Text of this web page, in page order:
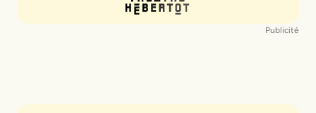
Publicité